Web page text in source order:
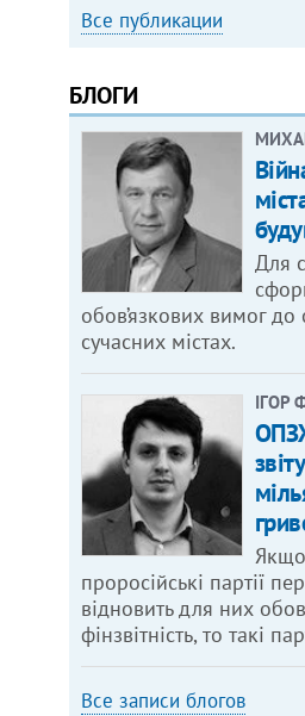
Все публикации
БЛОГИ
Для
обов’язкових вимог до
сучасних містах.
ІГОР
Якщо
проросійські партії
відновить для них
фінзвітність, то такі
Все записи блогов